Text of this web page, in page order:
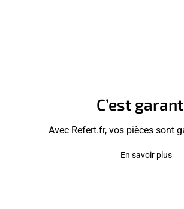
C’est
Avec Refert.fr, vos pièces sont
En savoir plus